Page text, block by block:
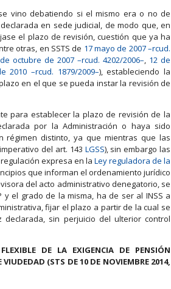
vino debatiendo si el mismo era o no de
en sede judicial, de modo que, en
el plazo de revisión, cuestión que ya ha
otras, en SSTS de 17 mayo de 2007 –rcud.
octubre de 2007 –rcud. 4202/2006– 12 de
2010 –rcud. 1879/2009–), estableciendo la
en el que se pueda instar la revisión de
para establecer la plazo de revisión de la
por la Administración o haya sido
régimen distinto, ya que mientras que las
del art. 143 LGSS), sin embargo las
expresa en la Ley reguladora de la
que informan el ordenamiento jurídico
del acto administrativo denegatorio, se
el grado de la misma, ha de ser al INSS a
fijar el plazo a partir de la cual se
sin perjuicio del ulterior control
DE LA EXIGENCIA DE PENSIÓN
(STS DE 10 DE NOVIEMBRE 2014,